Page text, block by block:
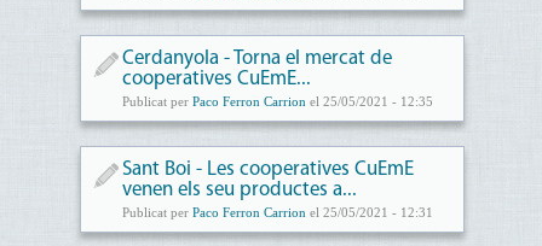
Cerdanyola - Torna el mercat de
cooperatives CuEmE...
Publicat per Paco Ferron Carrion el 25/05/2021 - 12:35
Sant Boi - Les cooperatives CuEmE
venen els seu productes a...
Publicat per Paco Ferron Carrion el 25/05/2021 - 12:31